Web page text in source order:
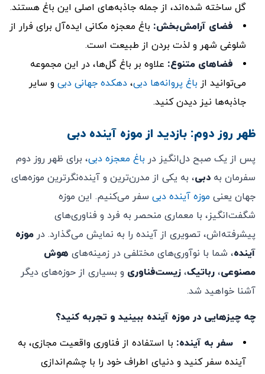
گل ساخته شده‌اند، از جمله جاذبه‌های اصلی این باغ هستند.
فضای آرامش‌بخش: باغ معجزه مکانی ایده‌آل برای فرار از
شلوغی شهر و لذت بردن از طبیعت است.
فضاهای متنوع: علاوه بر باغ گل‌ها، در این مجموعه
می‌توانید از باغ پروانه‌ها دبی، دهکده جهانی دبی و سایر
جاذبه‌ها نیز دیدن کنید.
ظهر روز دوم: بازدید از موزه آینده دبی
پس از یک صبح دل‌انگیز در باغ معجزه دبی، برای ظهر روز دوم
سفرمان به دبی، به یکی از مدرن‌ترین و آینده‌نگرترین موزه‌های
جهان یعنی موزه آینده دبی سفر می‌کنیم. این موزه
شگفت‌انگیز، با معماری منحصر به فرد و فناوری‌های
پیشرفته‌اش، تصویری از آینده را به نمایش می‌گذارد. در موزه
آینده، شما با نوآوری‌های مختلفی در زمینه‌های هوش
مصنوعی، رباتیک، زیست‌فناوری و بسیاری از حوزه‌های دیگر
آشنا خواهید شد.
چه چیزهایی در موزه آینده ببینید و تجربه کنید؟
سفر به آینده: با استفاده از فناوری واقعیت مجازی، به
آینده سفر کنید و دنیای اطراف خود را با چشم‌اندازی